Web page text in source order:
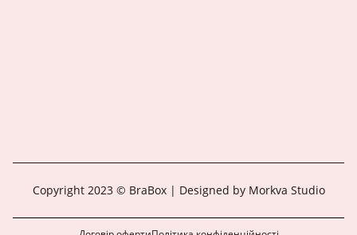
Copyright 2023 © BraBox | Designed by Morkva Studio